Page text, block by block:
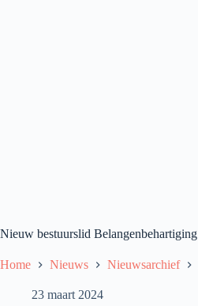
Nieuw bestuurslid Belangenbehartiging
Home Nieuws Nieuwsarchief
23 maart 2024